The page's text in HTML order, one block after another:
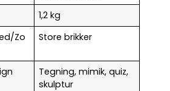
1,2 kg
Zo
Store brikker
Tegning, mimik, quiz,
skulptur